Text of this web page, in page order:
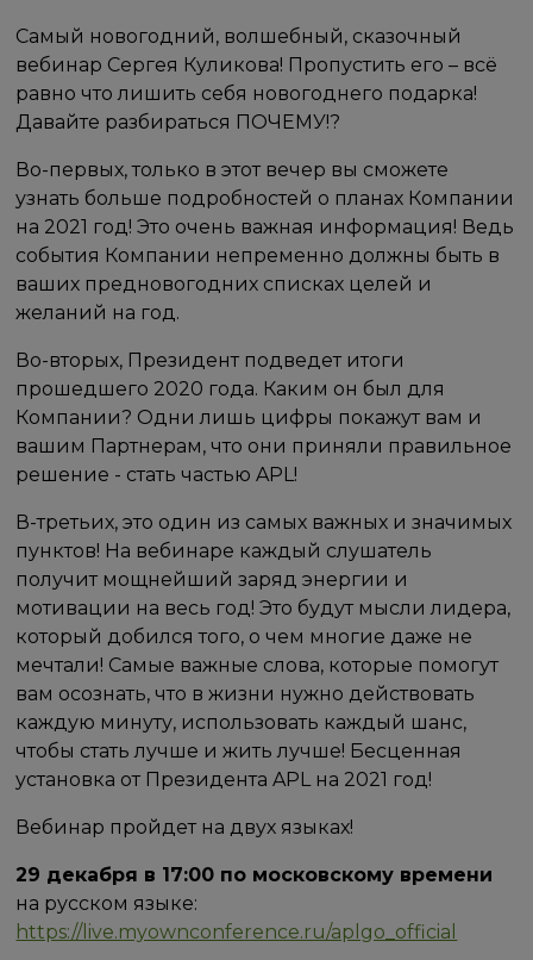
Самый новогодний, волшебный, сказочный
вебинар Сергея Куликова! Пропустить его – всё
равно что лишить себя новогоднего подарка!
Давайте разбираться ПОЧЕМУ!?
Во-первых, только в этот вечер вы сможете
узнать больше подробностей о планах Компании
на 2021 год! Это очень важная информация! Ведь
события Компании непременно должны быть в
ваших предновогодних списках целей и
желаний на год.
Во-вторых, Президент подведет итоги
прошедшего 2020 года. Каким он был для
Компании? Одни лишь цифры покажут вам и
вашим Партнерам, что они приняли правильное
решение - стать частью APL!
В-третьих, это один из самых важных и значимых
пунктов! На вебинаре каждый слушатель
получит мощнейший заряд энергии и
мотивации на весь год! Это будут мысли лидера,
который добился того, о чем многие даже не
мечтали! Самые важные слова, которые помогут
вам осознать, что в жизни нужно действовать
каждую минуту, использовать каждый шанс,
чтобы стать лучше и жить лучше! Бесценная
установка от Президента APL на 2021 год!
Вебинар пройдет на двух языках!
29 декабря в 17:00 по московскому времени
на русском языке:
https://live.myownconference.ru/aplgo_official